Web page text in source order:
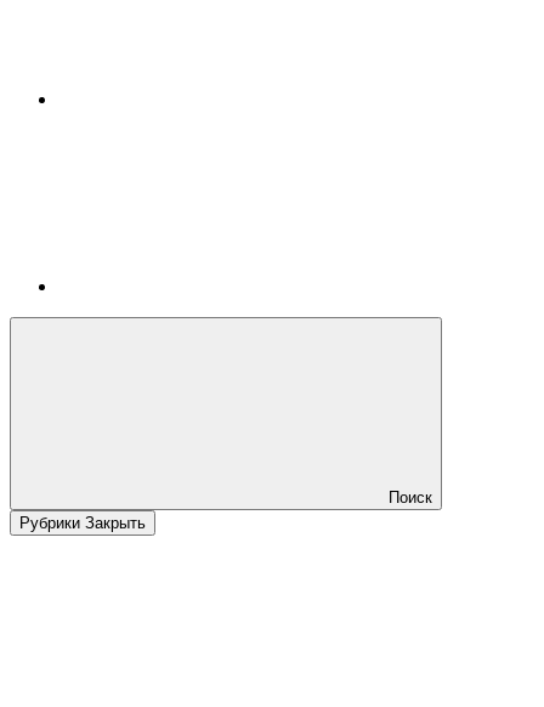
Поиск
Рубрики Закрыть